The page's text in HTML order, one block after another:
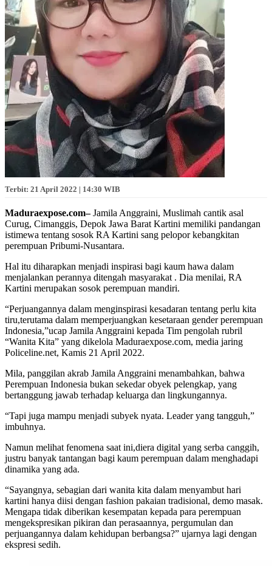
Terbit: 21 April 2022 | 14:30 WIB
Maduraexpose.com–Jamila Anggraini, Muslimah cantik asal
Curug, Cimanggis, Depok Jawa Barat Kartini memiliki pandangan
istimewa tentang sosok RA Kartini sang pelopor kebangkitan
perempuan Pribumi-Nusantara.
Hal itu diharapkan menjadi inspirasi bagi kaum hawa dalam
menjalankan perannya ditengah masyarakat . Dia menilai, RA
Kartini merupakan sosok perempuan mandiri.
“Perjuangannya dalam menginspirasi kesadaran tentang perlu kita
tiru,terutama dalam memperjuangkan kesetaraan gender perempuan
Indonesia,”ucap Jamila Anggraini kepada Tim pengolah rubril
“Wanita Kita” yang dikelola Maduraexpose.com, media jaring
Policeline.net, Kamis 21 April 2022.
Mila, panggilan akrab Jamila Anggraini menambahkan, bahwa
Perempuan Indonesia bukan sekedar obyek pelengkap, yang
bertanggung jawab terhadap keluarga dan lingkungannya.
“Tapi juga mampu menjadi subyek nyata. Leader yang tangguh,”
imbuhnya.
Namun melihat fenomena saat ini,diera digital yang serba canggih,
justru banyak tantangan bagi kaum perempuan dalam menghadapi
dinamika yang ada.
“Sayangnya, sebagian dari wanita kita dalam menyambut hari
kartini hanya diisi dengan fashion pakaian tradisional, demo masak.
Mengapa tidak diberikan kesempatan kepada para perempuan
mengekspresikan pikiran dan perasaannya, pergumulan dan
perjuangannya dalam kehidupan berbangsa?” ujarnya lagi dengan
ekspresi sedih.